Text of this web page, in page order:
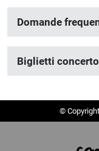
Domande
Biglietti concerto
©